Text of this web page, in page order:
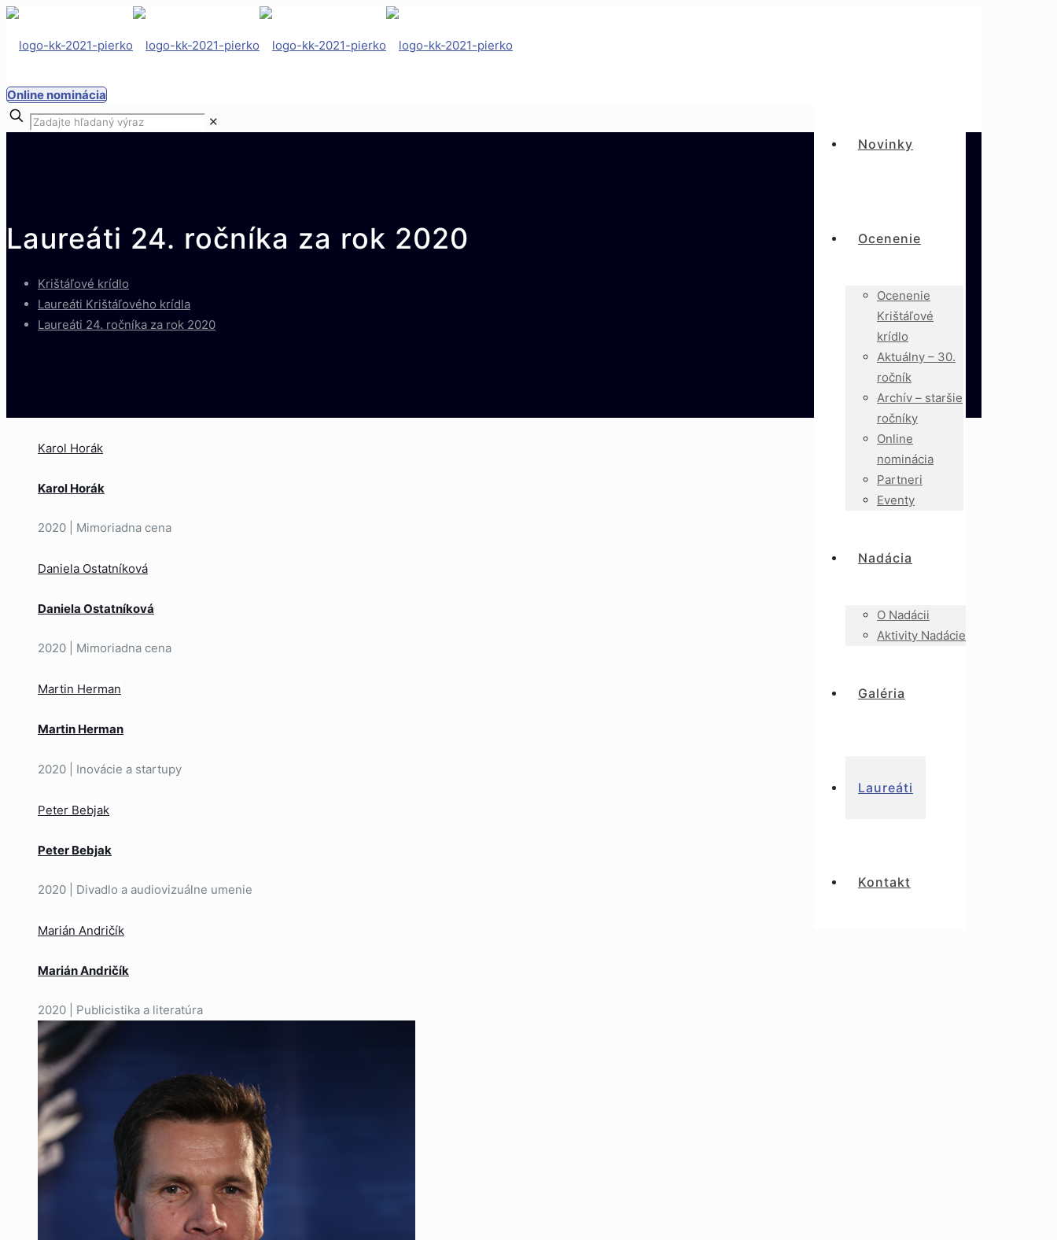
Novinky
Ocenenie
Ocenenie
Krištáľové
krídlo
Aktuálny – 30.
ročník
Archív – staršie
ročníky
Online
nominácia
Partneri
Eventy
Nadácia
O Nadácii
Aktivity Nadácie
Galéria
Laureáti
Kontakt
Online nominácia
✕
Laureáti 24. ročníka za rok 2020
Krištáľové krídlo
Laureáti Krištáľového krídla
Laureáti 24. ročníka za rok 2020
Karol Horák
Karol Horák
2020 | Mimoriadna cena
Daniela Ostatníková
Daniela Ostatníková
2020 | Mimoriadna cena
Martin Herman
Martin Herman
2020 | Inovácie a startupy
Peter Bebjak
Peter Bebjak
2020 | Divadlo a audiovizuálne umenie
Marián Andričík
Marián Andričík
2020 | Publicistika a literatúra